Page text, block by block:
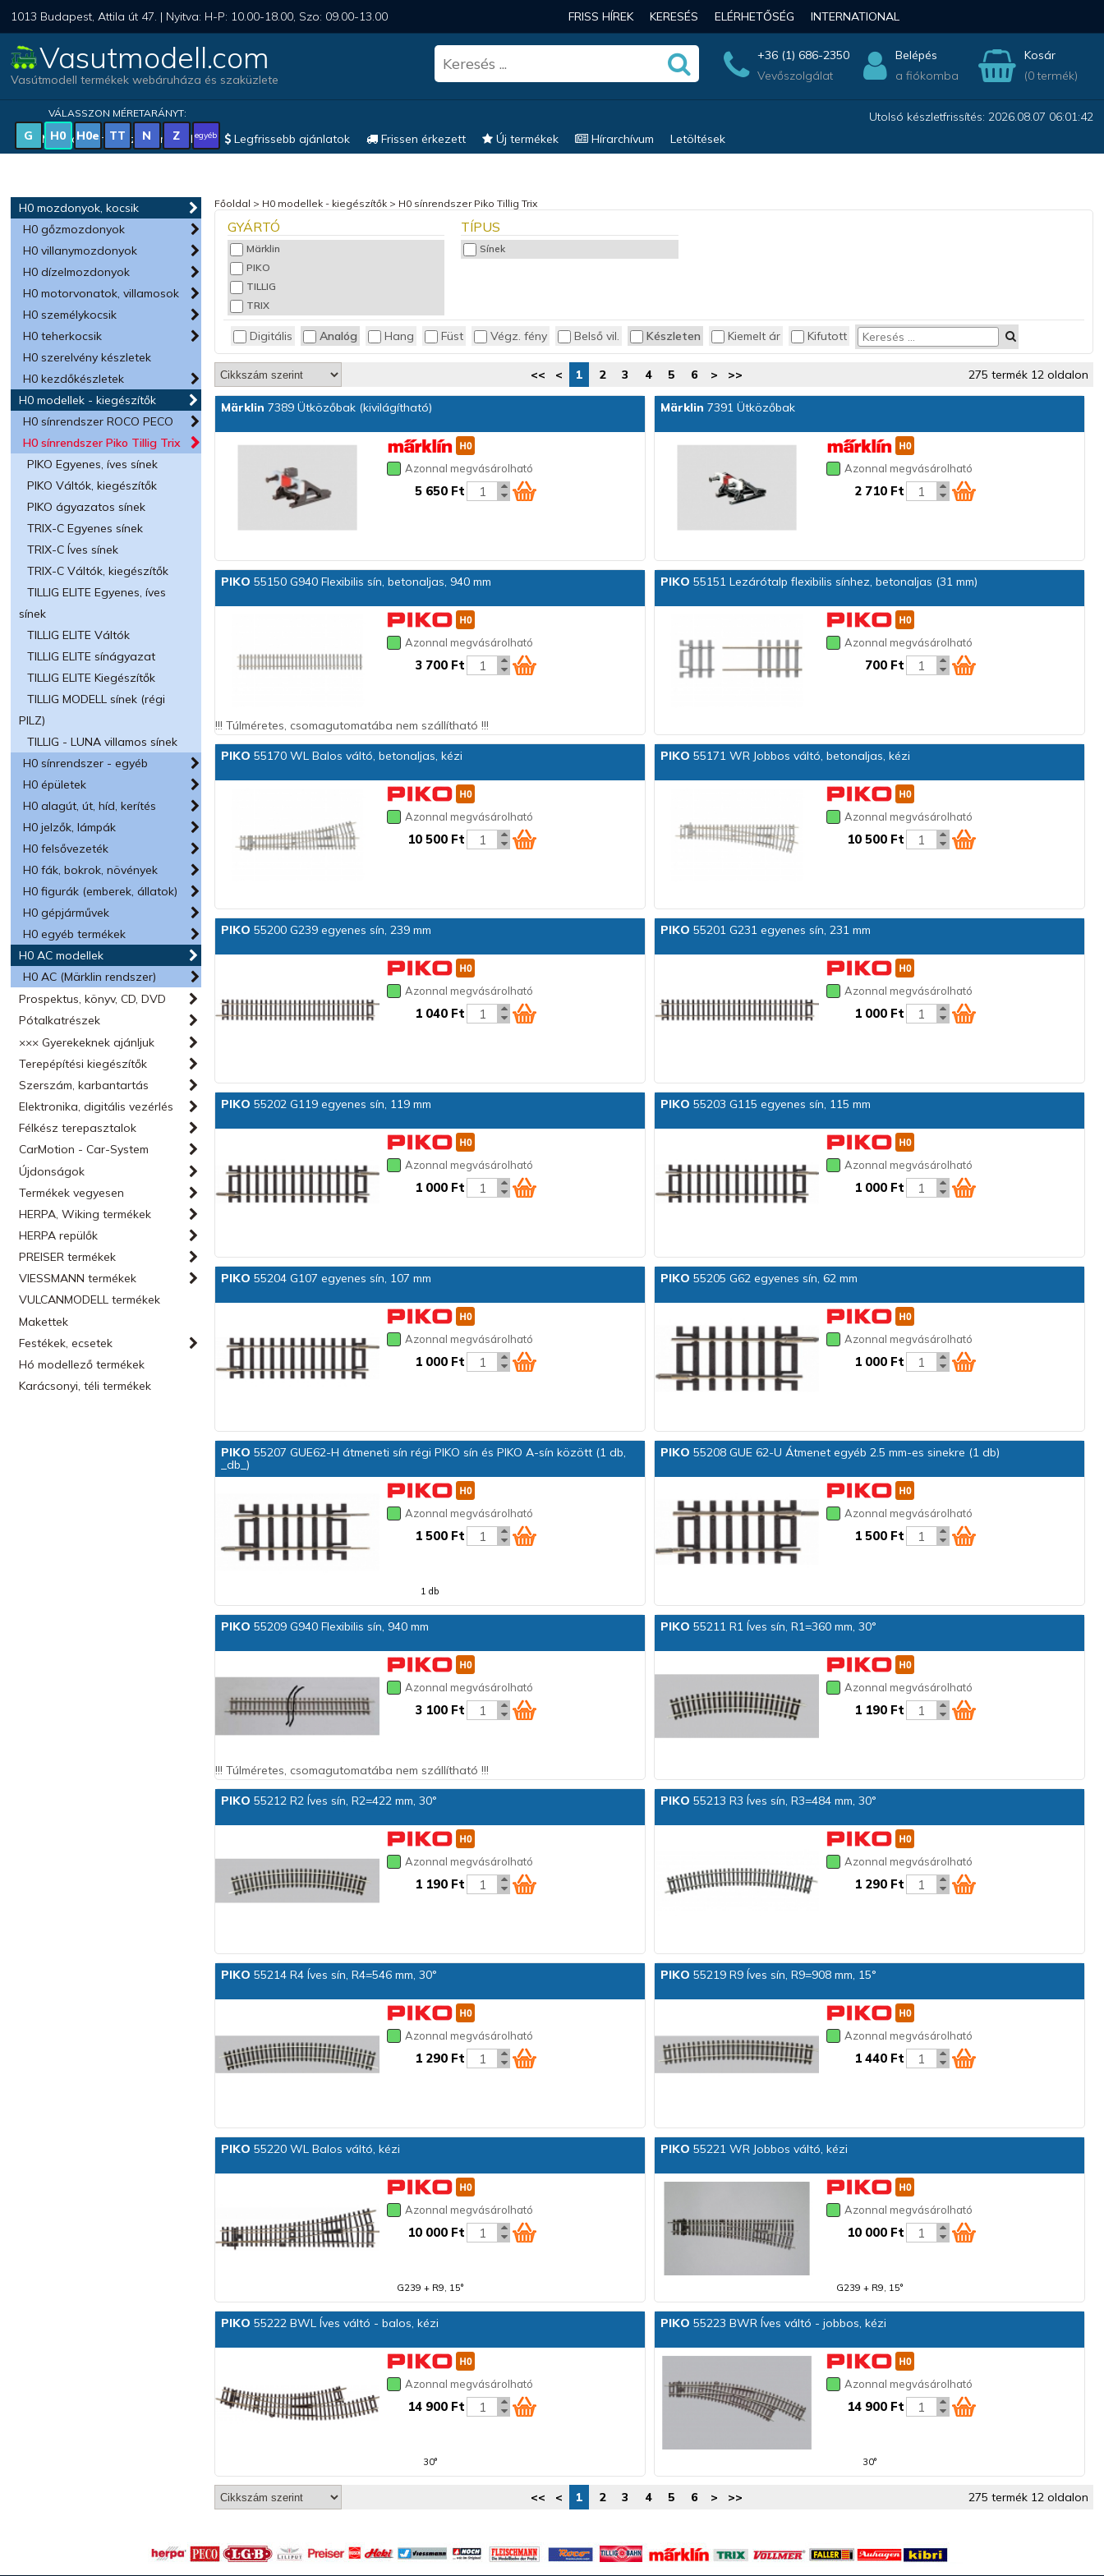
1013 Budapest, Attila út 47. | Nyitva: H-P: 10.00-18.00, Szo: 09.00-13.00 FRISS HÍREK KERESÉS ELÉRHETŐSÉG INTERNATIONAL
Vasutmodell.com
Vasútmodell termékek webáruháza és szaküzlete
+36 (1) 686-2350
Vevőszolgálat
Belépés
a fiókomba
Kosár
(0 termék)
VÁLASSZON MÉRETARÁNYT:
G H0 H0e TT N Z egyéb
Utolsó készletfrissítés: 2026.08.07 06:01:42
Magyar vonatkozású modellek
Legfrissebb ajánlatok Frissen érkezett Új termékek Hírarchívum Letöltések
H0 mozdonyok, kocsik
H0 gőzmozdonyok
H0 villanymozdonyok
H0 dízelmozdonyok
H0 motorvonatok, villamosok
H0 személykocsik
H0 teherkocsik
H0 szerelvény készletek
H0 kezdőkészletek
H0 modellek - kiegészítők
H0 sínrendszer ROCO PECO
H0 sínrendszer Piko Tillig Trix
PIKO Egyenes, íves sínek
PIKO Váltók, kiegészítők
PIKO ágyazatos sínek
TRIX-C Egyenes sínek
TRIX-C Íves sínek
TRIX-C Váltók, kiegészítők
TILLIG ELITE Egyenes, íves
sínek
TILLIG ELITE Váltók
TILLIG ELITE sínágyazat
TILLIG ELITE Kiegészítők
TILLIG MODELL sínek (régi
PILZ)
TILLIG - LUNA villamos sínek
H0 sínrendszer - egyéb
H0 épületek
H0 alagút, út, híd, kerítés
H0 jelzők, lámpák
H0 felsővezeték
H0 fák, bokrok, növények
H0 figurák (emberek, állatok)
H0 gépjárművek
H0 egyéb termékek
H0 AC modellek
H0 AC (Märklin rendszer)
Prospektus, könyv, CD, DVD
Pótalkatrészek
××× Gyerekeknek ajánljuk
Terepépítési kiegészítők
Szerszám, karbantartás
Elektronika, digitális vezérlés
Félkész terepasztalok
CarMotion - Car-System
Újdonságok
Termékek vegyesen
HERPA, Wiking termékek
HERPA repülők
PREISER termékek
VIESSMANN termékek
VULCANMODELL termékek
Makettek
Festékek, ecsetek
Hó modellező termékek
Karácsonyi, téli termékek
Főoldal > H0 modellek - kiegészítők > H0 sínrendszer Piko Tillig Trix
GYÁRTÓ
Märklin
PIKO
TILLIG
TRIX
TÍPUS
Sínek
Digitális Analóg Hang Füst Végz. fény Belső vil. Készleten Kiemelt ár Kifutott
<< < 1 2 3 4 5 6 > >> 275 termék 12 oldalon
Märklin 7389 Ütközőbak (kivilágítható)
Azonnal megvásárolható
5 650 Ft
Märklin 7391 Ütközőbak
Azonnal megvásárolható
2 710 Ft
PIKO 55150 G940 Flexibilis sín, betonaljas, 940 mm
Azonnal megvásárolható
3 700 Ft
!!! Túlméretes, csomagutomatába nem szállítható !!!
PIKO 55151 Lezárótalp flexibilis sínhez, betonaljas (31 mm)
Azonnal megvásárolható
700 Ft
PIKO 55170 WL Balos váltó, betonaljas, kézi
Azonnal megvásárolható
10 500 Ft
PIKO 55171 WR Jobbos váltó, betonaljas, kézi
Azonnal megvásárolható
10 500 Ft
PIKO 55200 G239 egyenes sín, 239 mm
Azonnal megvásárolható
1 040 Ft
PIKO 55201 G231 egyenes sín, 231 mm
Azonnal megvásárolható
1 000 Ft
PIKO 55202 G119 egyenes sín, 119 mm
Azonnal megvásárolható
1 000 Ft
PIKO 55203 G115 egyenes sín, 115 mm
Azonnal megvásárolható
1 000 Ft
PIKO 55204 G107 egyenes sín, 107 mm
Azonnal megvásárolható
1 000 Ft
PIKO 55205 G62 egyenes sín, 62 mm
Azonnal megvásárolható
1 000 Ft
PIKO 55207 GUE62-H átmeneti sín régi PIKO sín és PIKO A-sín között (1 db,
_db_)
Azonnal megvásárolható
1 500 Ft
1 db
PIKO 55208 GUE 62-U Átmenet egyéb 2.5 mm-es sinekre (1 db)
Azonnal megvásárolható
1 500 Ft
PIKO 55209 G940 Flexibilis sín, 940 mm
Azonnal megvásárolható
3 100 Ft
!!! Túlméretes, csomagutomatába nem szállítható !!!
PIKO 55211 R1 Íves sín, R1=360 mm, 30°
Azonnal megvásárolható
1 190 Ft
PIKO 55212 R2 Íves sín, R2=422 mm, 30°
Azonnal megvásárolható
1 190 Ft
PIKO 55213 R3 Íves sín, R3=484 mm, 30°
Azonnal megvásárolható
1 290 Ft
PIKO 55214 R4 Íves sín, R4=546 mm, 30°
Azonnal megvásárolható
1 290 Ft
PIKO 55219 R9 Íves sín, R9=908 mm, 15°
Azonnal megvásárolható
1 440 Ft
PIKO 55220 WL Balos váltó, kézi
Azonnal megvásárolható
10 000 Ft
G239 + R9, 15°
PIKO 55221 WR Jobbos váltó, kézi
Azonnal megvásárolható
10 000 Ft
G239 + R9, 15°
PIKO 55222 BWL Íves váltó - balos, kézi
Azonnal megvásárolható
14 900 Ft
30°
PIKO 55223 BWR Íves váltó - jobbos, kézi
Azonnal megvásárolható
14 900 Ft
30°
<< < 1 2 3 4 5 6 > >> 275 termék 12 oldalon